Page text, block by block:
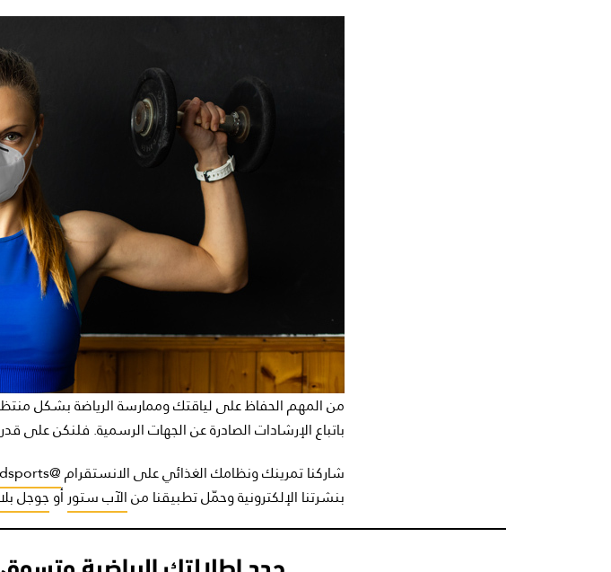
من المهم الحفاظ على لياقتك وممارسة الرياضة بشكل
باتباع الإرشادات الصادرة عن الجهات الرسمية. فلنكن على
شاركنا تمرينك ونظامك الغذائي على الانستقرام@sunsandsports
بنشرتنا الإلكترونية وحمّل تطبيقنا منالآب ستورأوجوجل